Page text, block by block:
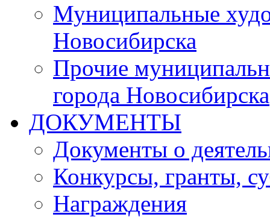
Муниципальные
Новосибирска
Прочие
города Новосибирска
ДОКУМЕНТЫ
Документы о
Конкурсы, гранты,
Награждения